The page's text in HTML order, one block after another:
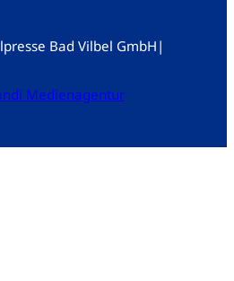
Bad Vilbel GmbH |
Medienagentur